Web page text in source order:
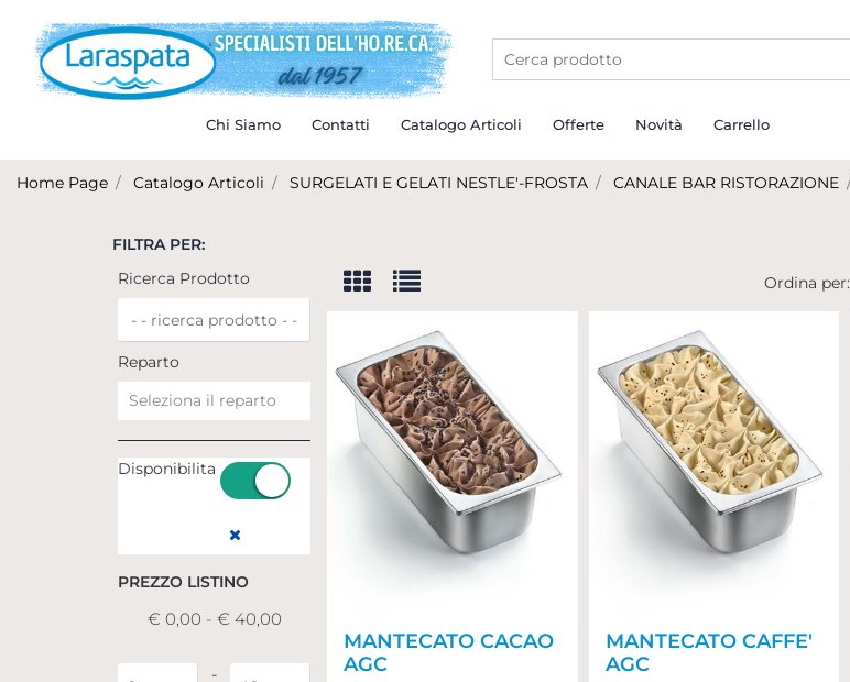
Chi Siamo Contatti Catalogo Articoli Offerte Novità Carrello
Home Page Catalogo Articoli SURGELATI E GELATI NESTLE'-FROSTA CANALE BAR RISTORAZIONE
FILTRA PER:
Ricerca Prodotto
Reparto
Disponibilita
Rimuovi filtro
PREZZO LISTINO
€ 0,00 - € 40,00
Prezzo minimo
- Prezzo massimo
Ordina per:
MANTECATO CACAO
AGC
MANTECATO CAFFE'
AGC